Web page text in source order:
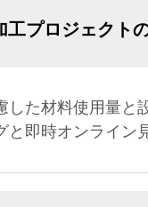
工プロジェクト
した材料使用量と
と即時オンライ